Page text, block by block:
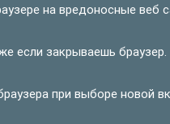
на вредоносные веб
если закрываешь браузер.
при выборе новой